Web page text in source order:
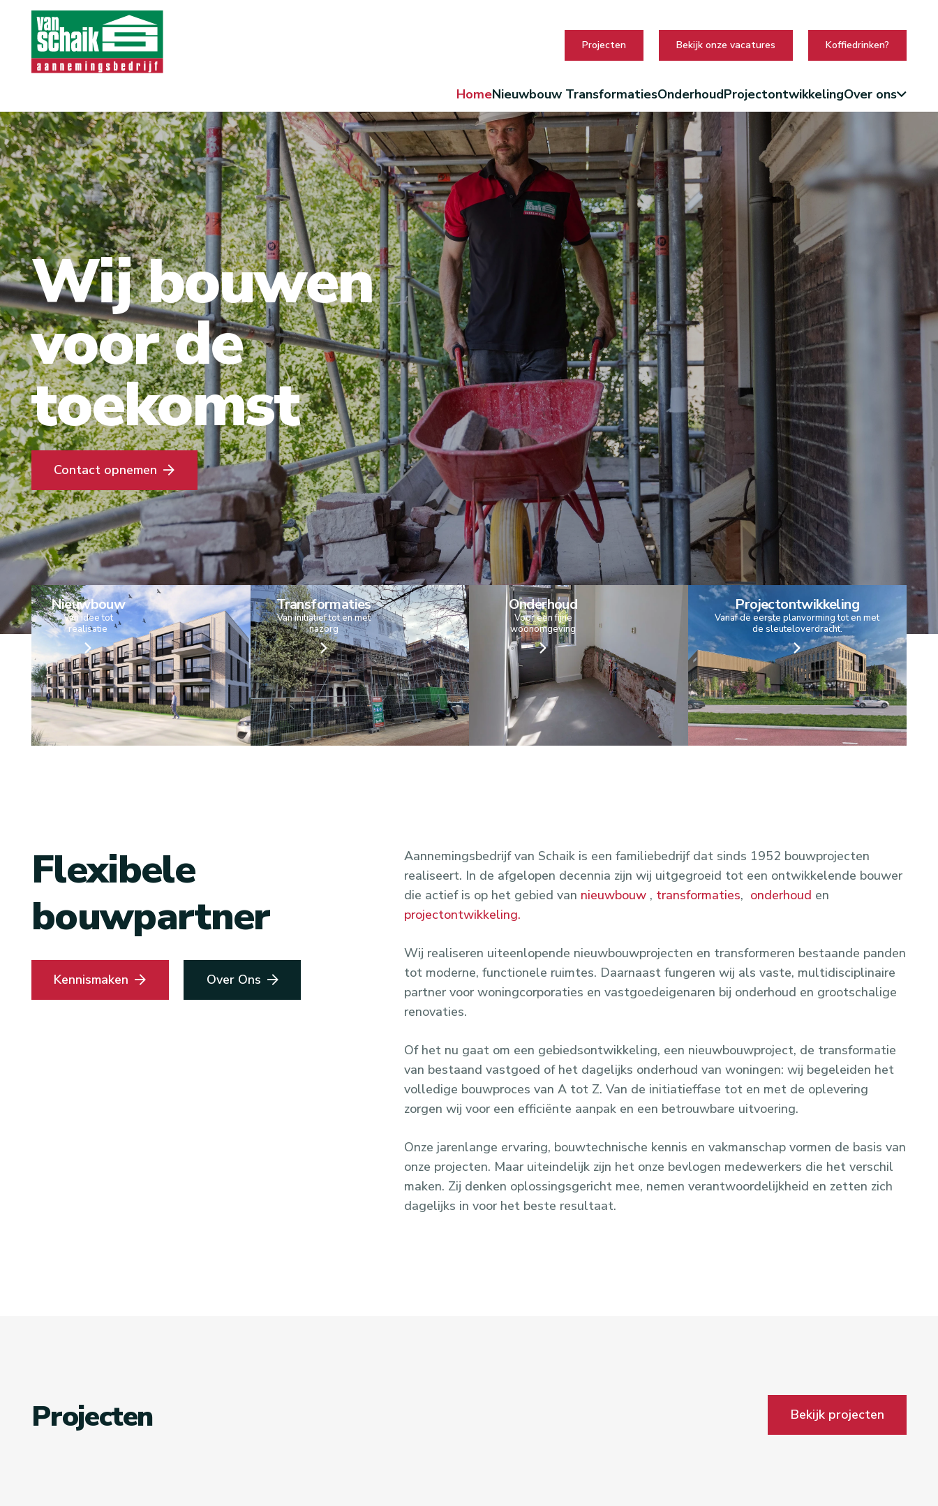
Projecten Bekijk onze vacatures Koffiedrinken?
HomeNieuwbouw TransformatiesOnderhoudProjectontwikkelingOver ons
Wij bouwen
voor de
toekomst
Contact opnemen
Nieuwbouw
Van idee tot
realisatie
Transformaties
Van initiatief tot en met
nazorg
Onderhoud
Voor een fijne
woonomgeving
Projectontwikkeling
Vanaf de eerste planvorming tot en met
de sleuteloverdracht.
Flexibele
bouwpartner
Kennismaken Over Ons
Aannemingsbedrijf van Schaik is een familiebedrijf dat sinds 1952 bouwprojecten
realiseert. In de afgelopen decennia zijn wij uitgegroeid tot een ontwikkelende bouwer
die actief is op het gebied van nieuwbouw , transformaties, onderhoud en
projectontwikkeling.
Wij realiseren uiteenlopende nieuwbouwprojecten en transformeren bestaande panden
tot moderne, functionele ruimtes. Daarnaast fungeren wij als vaste, multidisciplinaire
partner voor woningcorporaties en vastgoedeigenaren bij onderhoud en grootschalige
renovaties.
Of het nu gaat om een gebiedsontwikkeling, een nieuwbouwproject, de transformatie
van bestaand vastgoed of het dagelijks onderhoud van woningen: wij begeleiden het
volledige bouwproces van A tot Z. Van de initiatieffase tot en met de oplevering
zorgen wij voor een efficiënte aanpak en een betrouwbare uitvoering.
Onze jarenlange ervaring, bouwtechnische kennis en vakmanschap vormen de basis van
onze projecten. Maar uiteindelijk zijn het onze bevlogen medewerkers die het verschil
maken. Zij denken oplossingsgericht mee, nemen verantwoordelijkheid en zetten zich
dagelijks in voor het beste resultaat.
Projecten Bekijk projecten